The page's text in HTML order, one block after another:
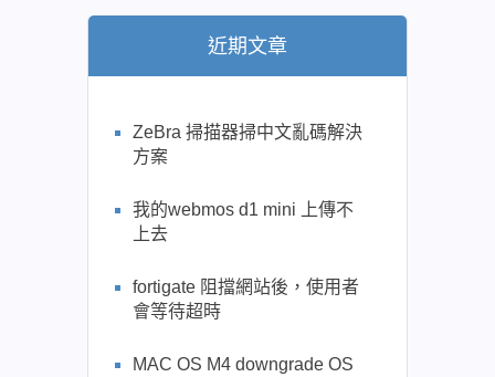
近期文章
ZeBra 掃描器掃中文亂碼解決
方案
我的webmos d1 mini 上傳不
上去
fortigate 阻擋網站後，使用者
會等待超時
MAC OS M4 downgrade OS